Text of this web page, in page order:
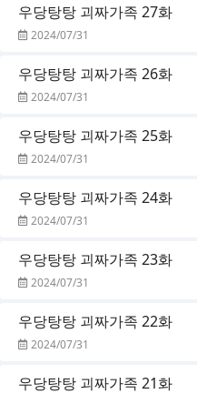
우당탕탕 괴짜가족 27화
2024/07/31
우당탕탕 괴짜가족 26화
2024/07/31
우당탕탕 괴짜가족 25화
2024/07/31
우당탕탕 괴짜가족 24화
2024/07/31
우당탕탕 괴짜가족 23화
2024/07/31
우당탕탕 괴짜가족 22화
2024/07/31
우당탕탕 괴짜가족 21화